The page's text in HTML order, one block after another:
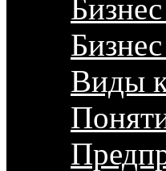
Виды